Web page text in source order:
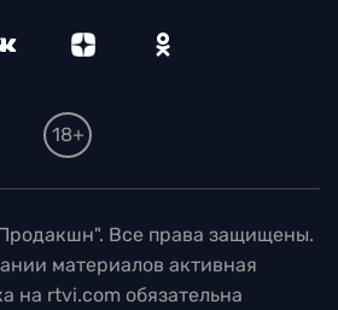
18+
Все права защищены.
материалов активная
на rtvi.com обязательна